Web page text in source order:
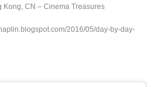
Kong, CN – Cinema Treasures
2016/05/day-by-day-